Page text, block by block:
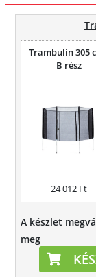
Trambulin 305
B rész
24 012 Ft
A készlet
meg